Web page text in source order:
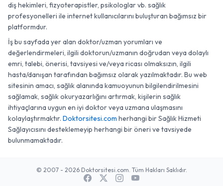
diş hekimleri, fizyoterapistler, psikologlar vb. sağlık
profesyonelleri ile internet kullanıcılarını buluşturan bağımsız bir
platformdur.
İş bu sayfada yer alan doktor/uzman yorumları ve
değerlendirmeleri, ilgili doktorun/uzmanın doğrudan veya dolaylı
emri, talebi, önerisi, tavsiyesi ve/veya ricası olmaksızın, ilgili
hasta/danışan tarafından bağımsız olarak yazılmaktadır. Bu web
sitesinin amacı, sağlık alanında kamuoyunun bilgilendirilmesini
sağlamak, sağlık okuryazarlığını artırmak, kişilerin sağlık
ihtiyaçlarına uygun en iyi doktor veya uzmana ulaşmasını
kolaylaştırmaktır. Doktorsitesi.com herhangi bir Sağlık Hizmeti
Sağlayıcısını desteklemeyip herhangi bir öneri ve tavsiyede
bulunmamaktadır.
© 2007 - 2026 Doktorsitesi.com. Tüm Hakları Saklıdır.